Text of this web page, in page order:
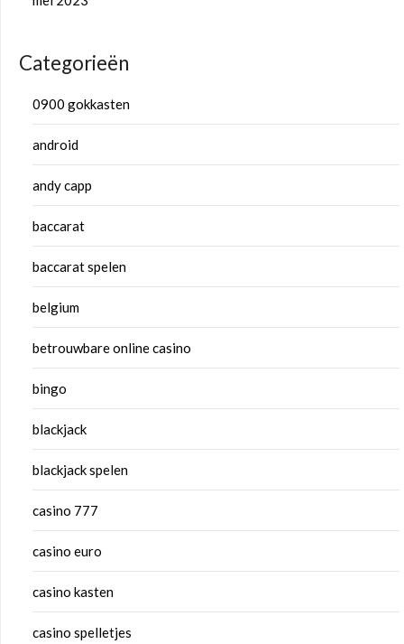
Categorieën
0900 gokkasten
android
andy capp
baccarat
baccarat spelen
belgium
betrouwbare online casino
bingo
blackjack
blackjack spelen
casino 777
casino euro
casino kasten
casino spelletjes